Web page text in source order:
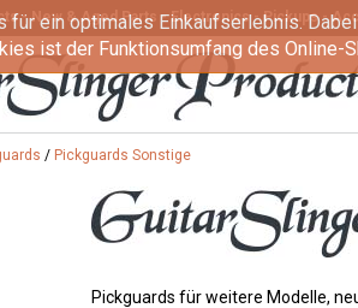
für ein optimales Einkaufserlebnis.
ist der Funktionsumfang des Online-
- New & Aged Parts - Electronics - Pickups -
/ Pickguards Sonstige
Pickguards für weitere Modelle,